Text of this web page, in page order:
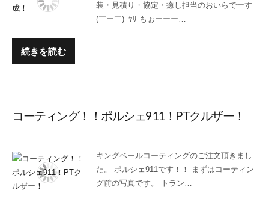
装・見積り・協定・癒し担当のおいらでーす
(￣ー￣)ﾆﾔﾘ もぉーーー…
続きを読む
コーティング！！ポルシェ911！PTクルザー！
キングベールコーティングのご注文頂きまし
た。 ポルシェ911です！！ まずはコーティン
グ前の写真です。 トラン…